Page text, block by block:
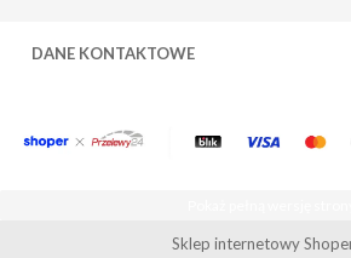
DANE KONTAKTOWE
Sklep internetowy